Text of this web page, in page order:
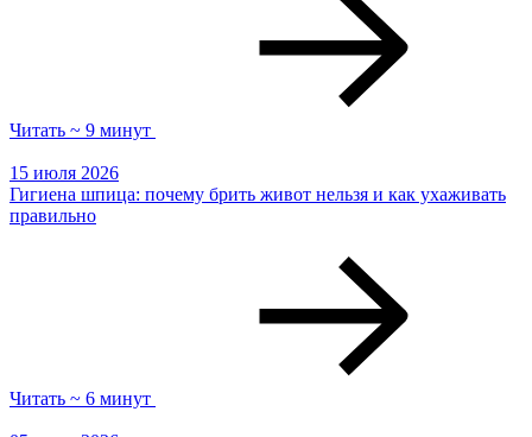
Читать ~ 9 минут
15 июля 2026
Гигиена шпица: почему брить живот нельзя и как ухаживать
правильно
Читать ~ 6 минут